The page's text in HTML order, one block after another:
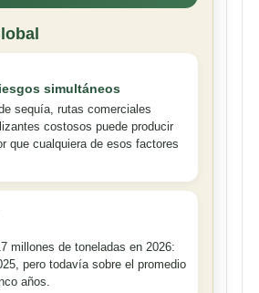
simultáneos
sequía, rutas comerciales
costosos puede producir
que cualquiera de esos factores
millones de toneladas en 2026:
pero todavía sobre el promedio
años.